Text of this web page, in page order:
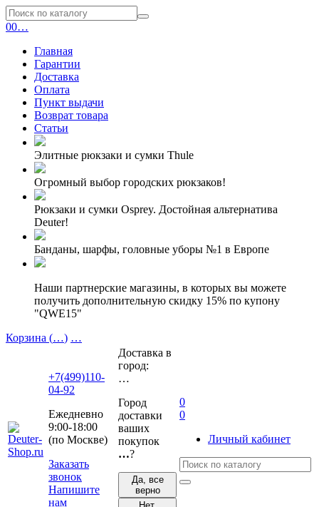
00…
Главная
Гарантии
Доставка
Оплата
Пункт выдачи
Возврат товара
Статьи
Элитные рюкзаки и сумки Thule
Огромный выбор городских рюкзаков!
Рюкзаки и сумки Osprey. Достойная альтернатива
Deuter!
Банданы, шарфы, головные уборы №1 в Европе
Наши партнерские магазины, в которых вы можете
получить дополнительную скидку 15% по купону
"QWE15"
Корзина (…) …
+7(499)110-
04-92
Ежедневно
9:00-18:00
(по Москве)
Заказать
звонок
Напишите
нам
Доставка в
город:
…
Город
доставки
ваших
покупок
…?
Да, все
верно
0
0
Личный кабинет